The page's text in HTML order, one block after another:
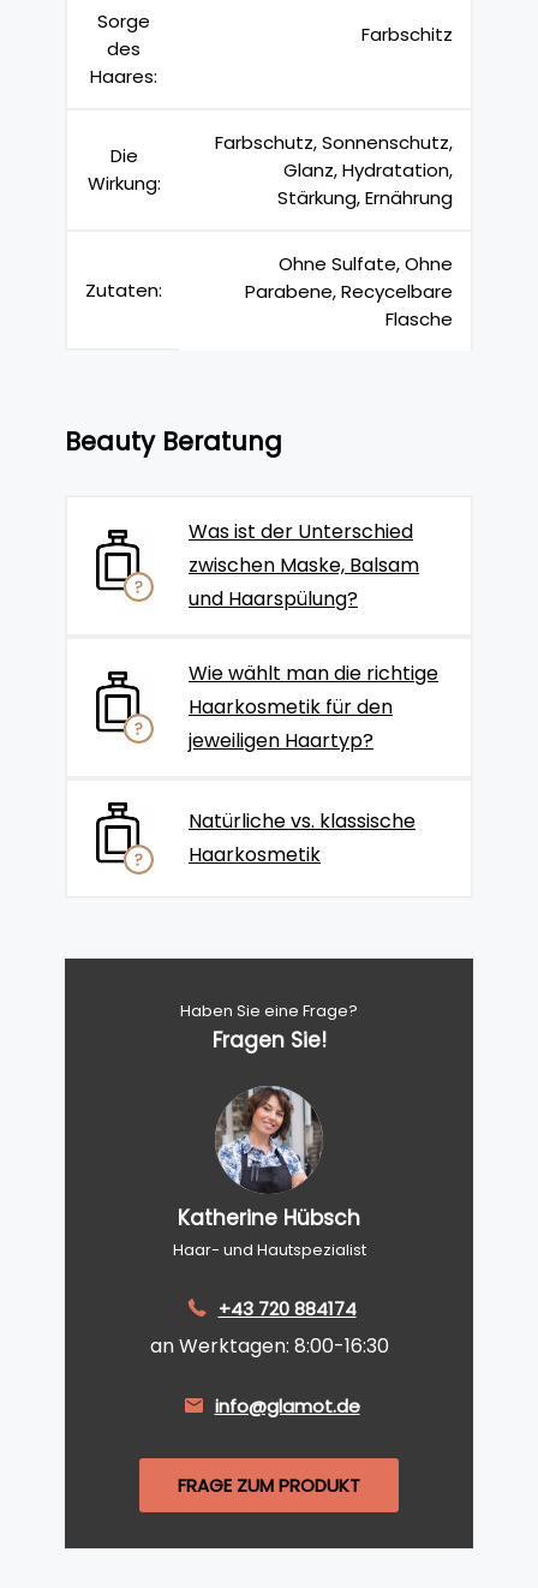
Sorge
des
Haares:
Farbschitz
Die
Wirkung:
Farbschutz, Sonnenschutz,
Glanz, Hydratation,
Stärkung, Ernährung
Zutaten:
Ohne Sulfate, Ohne
Parabene, Recycelbare
Flasche
Beauty Beratung
Was ist der Unterschied
zwischen Maske, Balsam
und Haarspülung?
Wie wählt man die richtige
Haarkosmetik für den
jeweiligen Haartyp?
Natürliche vs. klassische
Haarkosmetik
Haben Sie eine Frage?
Fragen Sie!
Katherine Hübsch
Haar- und Hautspezialist
+43 720 884174
an Werktagen: 8:00-16:30
info@glamot.de
FRAGE ZUM PRODUKT